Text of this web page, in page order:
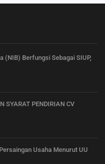
(NIB) Berfungsi Sebagai SIUP,
SYARAT PENDIRIAN CV
Usaha Menurut UU